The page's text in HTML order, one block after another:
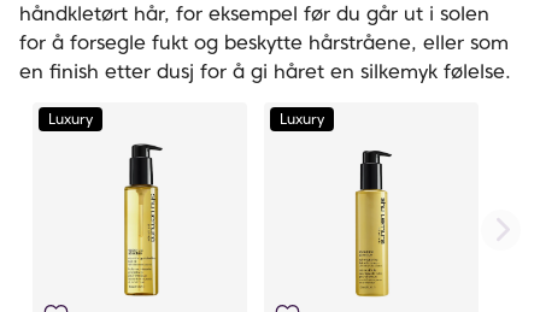
håndkletørt hår, for eksempel før du går ut i solen
for å forsegle fukt og beskytte hårstråene, eller som
en finish etter dusj for å gi håret en silkemyk følelse.
Luxury Luxury